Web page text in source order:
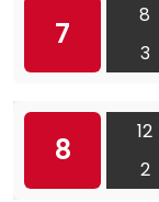
7
8
3
8
12
2